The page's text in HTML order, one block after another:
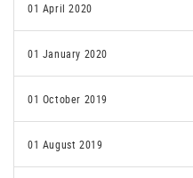
01 April 2020
01 January 2020
01 October 2019
01 August 2019